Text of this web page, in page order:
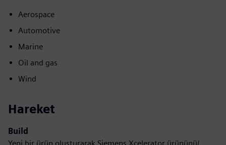
Aerospace
Automotive
Marine
Oil and gas
Wind
Hareket
Build